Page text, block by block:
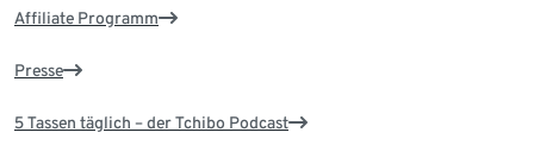
Affiliate Programm
Presse
5 Tassen täglich – der Tchibo Podcast